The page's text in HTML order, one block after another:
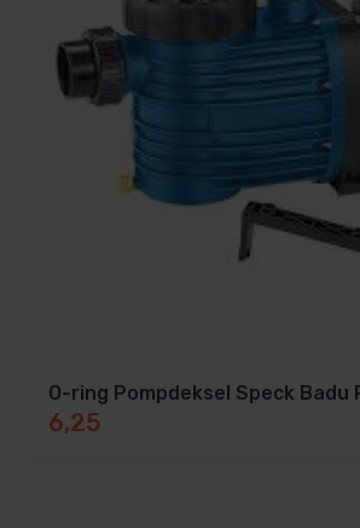
O-ring Pompdeksel Speck Badu
6,25